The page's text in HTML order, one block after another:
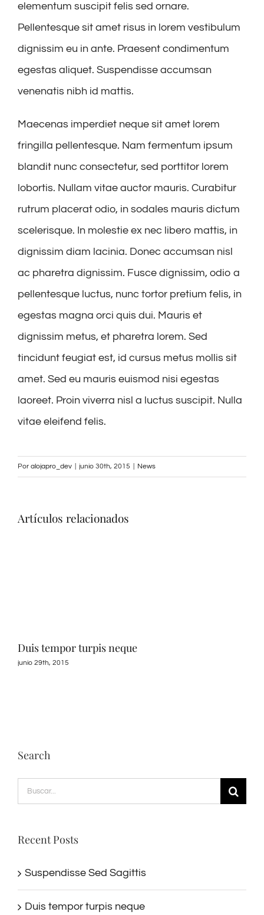
elementum suscipit felis sed ornare.
Pellentesque sit amet risus in lorem vestibulum
dignissim eu in ante. Praesent condimentum
egestas aliquet. Suspendisse accumsan
venenatis nibh id mattis.
Maecenas imperdiet neque sit amet lorem
fringilla pellentesque. Nam fermentum ipsum
blandit nunc consectetur, sed porttitor lorem
lobortis. Nullam vitae auctor mauris. Curabitur
rutrum placerat odio, in sodales mauris dictum
scelerisque. In molestie ex nec libero mattis, in
dignissim diam lacinia. Donec accumsan nisl
ac pharetra dignissim. Fusce dignissim, odio a
pellentesque luctus, nunc tortor pretium felis, in
egestas magna orci quis dui. Mauris et
dignissim metus, et pharetra lorem. Sed
tincidunt feugiat est, id cursus metus mollis sit
amet. Sed eu mauris euismod nisi egestas
laoreet. Proin viverra nisl a luctus suscipit. Nulla
vitae eleifend felis.
Por alojapro_dev junio 30th, 2015 News
Artículos relacionados
Duis tempor turpis neque
junio 29th, 2015
Search
Buscar:
Recent Posts
Suspendisse Sed Sagittis
Duis tempor turpis neque